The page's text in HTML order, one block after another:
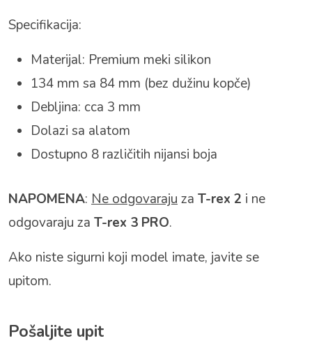
Specifikacija:
Materijal: Premium meki silikon
134 mm sa 84 mm (bez dužinu kopče)
Debljina: cca 3 mm
Dolazi sa alatom
Dostupno 8 različitih nijansi boja
NAPOMENA: Ne odgovaraju za T-rex 2 i ne
odgovaraju za T-rex 3 PRO.
Ako niste sigurni koji model imate, javite se
upitom.
Pošaljite upit